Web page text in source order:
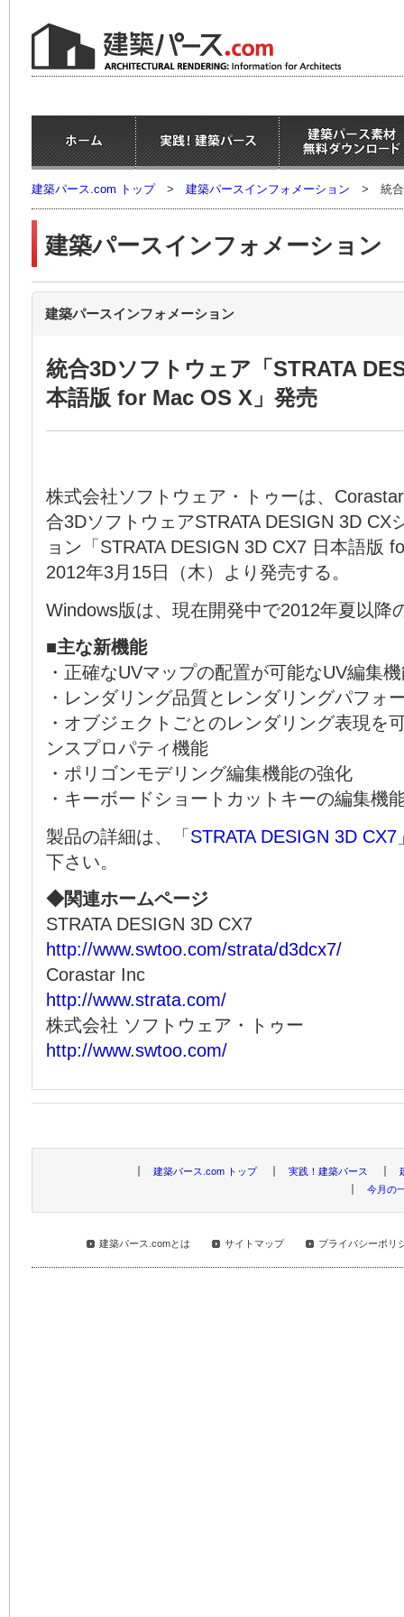
建築パース.com トップ > 建築パースインフォメーション > 統
建築パースインフォメーション
建築パースインフォメーション
統合3Dソフトウェア「STRATA
本語版 for Mac OS X」発売
株式会社ソフトウェア・トゥーは、
合3DソフトウェアSTRATA DESIGN 3D CX
ョン「STRATA DESIGN 3D CX7 日本語版
2012年3月15日（木）より発売する。
Windows版は、現在開発中で2012年夏以降
■主な新機能
・正確なUVマップの配置が可能なUV編集
・レンダリング品質とレンダリングパフォ
・オブジェクトごとのレンダリング表現を
ンスプロパティ機能
・ポリゴンモデリング編集機能の強化
・キーボードショートカットキーの編集機
製品の詳細は、「 STRATA DESIGN 3D CX7
下さい。
◆関連ホームページ
STRATA DESIGN 3D CX7
http://www.swtoo.com/strata/d3dcx7/
Corastar Inc
http://www.strata.com/
株式会社 ソフトウェア・トゥー
http://www.swtoo.com/
建築パース.com トップ 実践！建築パース
今月の
建築パース.comとは サイトマップ プライバシーポリ